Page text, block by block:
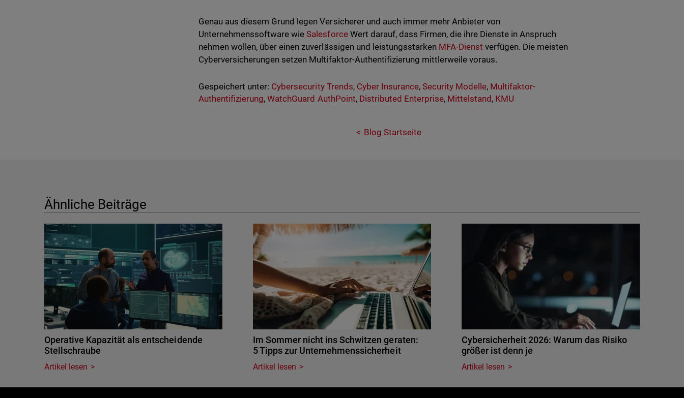
Genau aus diesem Grund legen Versicherer und auch immer mehr Anbieter von
Unternehmenssoftware wieSalesforceWert darauf, dass Firmen, die ihre Dienste in Anspruch
nehmen wollen, über einen zuverlässigen und leistungsstarken MFA-Dienst verfügen. Die meisten
Cyberversicherungen setzen Multifaktor-Authentifizierung mittlerweile voraus.
Gespeichert unter: Cybersecurity Trends, Cyber Insurance, Security Modelle, Multifaktor-
Authentifizierung,WatchGuard AuthPoint, Distributed Enterprise, Mittelstand , KMU
Blog Startseite
Ähnliche Beiträge
Operative Kapazität als entscheidende
Stellschraube
Artikel lesen
Im Sommer nicht ins Schwitzen geraten:
5 Tipps zur Unternehmenssicherheit
Artikel lesen
Cybersicherheit 2026: Warum das Risiko
größer ist denn je
Artikel lesen